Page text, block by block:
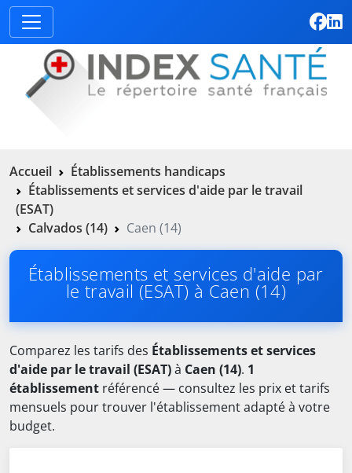
Accueil
Établissements handicaps
Établissements et services d'aide par le travail
(ESAT)
Calvados (14)
Caen (14)
Établissements et services d'aide par
le travail (ESAT) à Caen (14)
Comparez les tarifs des Établissements et services
d'aide par le travail (ESAT)à Caen (14). 1
établissement référencé — consultez les prix et tarifs
mensuels pour trouver l'établissement adapté à votre
budget.